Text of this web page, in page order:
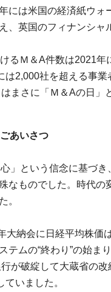
には米国の経済紙ウ
、英国のフィナンシ
るＭ＆A件数は2021
は2,000社を超える事
まさに「Ｍ＆Aの日」
あいさつ
」という信念に基づ
なものでした。時代
。
大納会に日経平均株価
テムの“終わり”の始ま
が破綻して大蔵省の
いました。